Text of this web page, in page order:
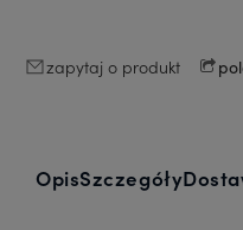
zapytaj o produkt
OpisSzczegóły